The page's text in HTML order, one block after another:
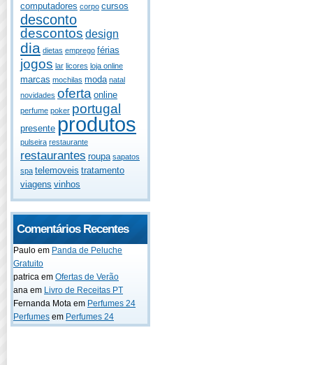
computadores corpo cursos
desconto
descontos design
dia dietas emprego férias
jogos lar licores loja online
marcas mochilas moda natal
novidades oferta online
perfume poker portugal
presente produtos
pulseira restaurante
restaurantes roupa sapatos
spa telemoveis tratamento
viagens vinhos
Comentários Recentes
Paulo em Panda de Peluche
Gratuito
patrica em Ofertas de Verão
ana em Livro de Receitas PT
Fernanda Mota em Perfumes 24
Perfumes em Perfumes 24